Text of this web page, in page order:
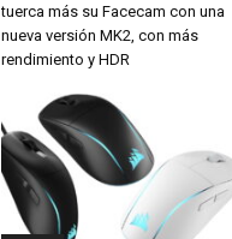
tuerca más su Facecam con una
nueva versión MK2, con más
rendimiento y HDR